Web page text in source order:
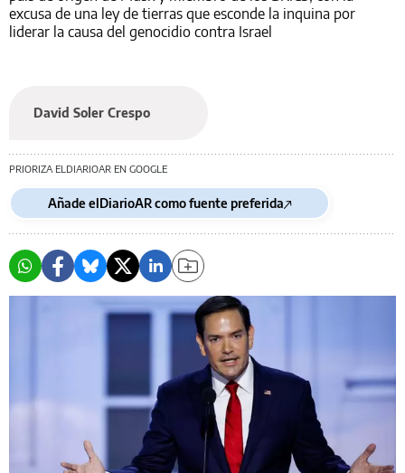
excusa de una ley de tierras que esconde la inquina por
liderar la causa del genocidio contra Israel
David Soler Crespo
PRIORIZA ELDIARIOAR EN GOOGLE
Añade elDiarioAR como fuente preferida